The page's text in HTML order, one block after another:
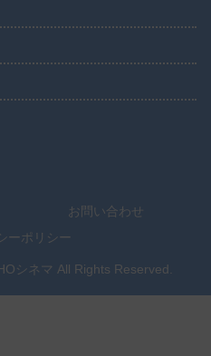
お問い合わせ
ーポリシー
シネマ All Rights Reserved.